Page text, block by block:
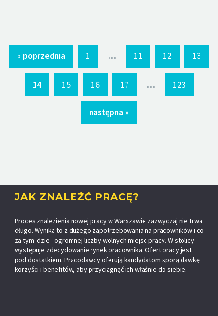
« poprzednia 1 ... 11 12 13
14 15 16 17 ... 123
następna »
JAK ZNALEŹĆ PRACĘ?
Proces znalezienia nowej pracy w Warszawie zazwyczaj nie trwa
długo. Wynika to z dużego zapotrzebowania na pracowników i co
za tym idzie - ogromnej liczby wolnych miejsc pracy. W stolicy
występuje zdecydowanie rynek pracownika. Ofert pracy jest
pod dostatkiem. Pracodawcy oferują kandydatom sporą dawkę
korzyści i benefitów, aby przyciągnąć ich właśnie do siebie.